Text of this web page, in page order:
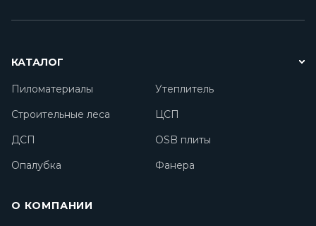
КАТАЛОГ
Пиломатериалы
Утеплитель
Строительные леса
ЦСП
ДСП
OSB плиты
Опалубка
Фанера
О КОМПАНИИ